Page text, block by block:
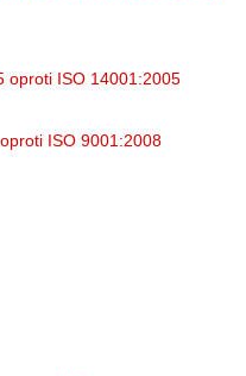
oproti ISO 14001:2005
ISO 9001:2008